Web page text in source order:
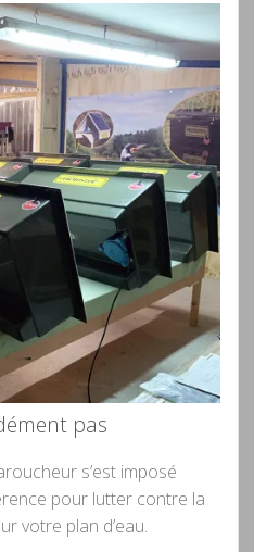
pas
s’est imposé
pour lutter contre la
votre plan d’eau.